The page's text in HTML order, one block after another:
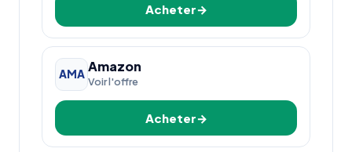
Acheter
AMA Amazon
Voir l'offre
Acheter